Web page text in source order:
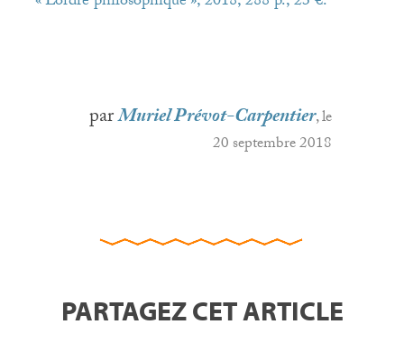
parMuriel Prévot-Carpentier, le
20 septembre 2018
PARTAGEZ CET ARTICLE